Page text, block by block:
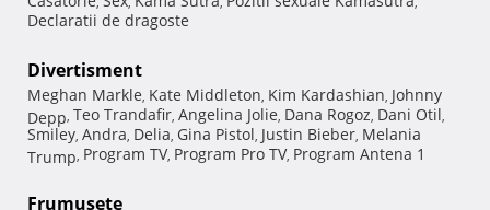
Declaratii de dragoste
Divertisment
Meghan Markle, Kate Middleton, Kim Kardashian, Johnny
Depp, Teo Trandafir, Angelina Jolie, Dana Rogoz, Dani Otil,
Smiley, Andra, Delia, Gina Pistol, Justin Bieber, Melania
Trump, Program TV, Program Pro TV, Program Antena 1
Frumuseţe